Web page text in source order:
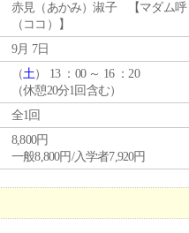
赤見（あかみ）淑子 【マダム呼
（ココ）】
9月 7日
（土） 13 ：00 ～ 16 ：20
（休憩20分1回含む）
全1回
8,800円
一般8,800円/入学者7,920円